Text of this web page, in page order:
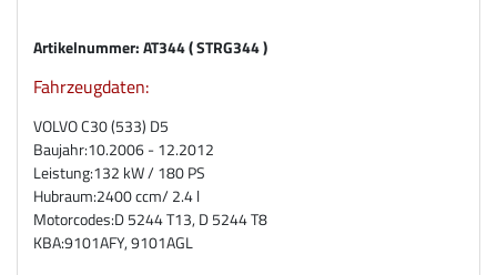
Artikelnummer: AT344 ( STRG344 )
Fahrzeugdaten:
VOLVO C30 (533) D5
Baujahr:10.2006 - 12.2012
Leistung:132 kW / 180 PS
Hubraum:2400 ccm/ 2.4 l
Motorcodes:D 5244 T13, D 5244 T8
KBA:9101AFY, 9101AGL